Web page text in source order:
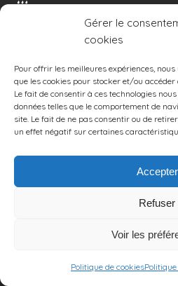
Gérer le
cookies
Pour offrir les meilleures expériences,
que les cookies pour stocker et/ou
Le fait de consentir à ces technologies
données telles que le comportement de
site. Le fait de ne pas consentir ou de
un effet négatif sur certaines
Accepter
Refuser
Voir les
Politique de cookies
Politique des cookies
14 rue Jacques Prévert
Siret : 750 073 751 00018
06 61 12 36 81
courroycaroline@gmail.com
Page Facebook
TAPISSERIE
- Réfection et rénovation de
- Créations originales